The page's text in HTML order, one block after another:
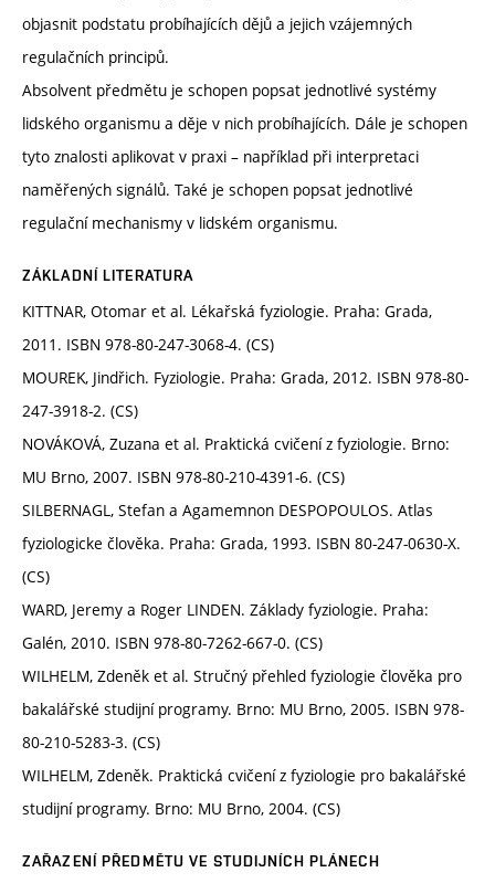
objasnit podstatu probíhajících dějů a jejich vzájemných
regulačních principů.
Absolvent předmětu je schopen popsat jednotlivé systémy
lidského organismu a děje v nich probíhajících. Dále je schopen
tyto znalosti aplikovat v praxi – například při interpretaci
naměřených signálů. Také je schopen popsat jednotlivé
regulační mechanismy v lidském organismu.
ZÁKLADNÍ LITERATURA
KITTNAR, Otomar et al. Lékařská fyziologie. Praha: Grada,
2011. ISBN 978-80-247-3068-4. (CS)
MOUREK, Jindřich. Fyziologie. Praha: Grada, 2012. ISBN 978-80-
247-3918-2. (CS)
NOVÁKOVÁ, Zuzana et al. Praktická cvičení z fyziologie. Brno:
MU Brno, 2007. ISBN 978-80-210-4391-6. (CS)
SILBERNAGL, Stefan a Agamemnon DESPOPOULOS. Atlas
fyziologicke člověka. Praha: Grada, 1993. ISBN 80-247-0630-X.
(CS)
WARD, Jeremy a Roger LINDEN. Základy fyziologie. Praha:
Galén, 2010. ISBN 978-80-7262-667-0. (CS)
WILHELM, Zdeněk et al. Stručný přehled fyziologie člověka pro
bakalářské studijní programy. Brno: MU Brno, 2005. ISBN 978-
80-210-5283-3. (CS)
WILHELM, Zdeněk. Praktická cvičení z fyziologie pro bakalářské
studijní programy. Brno: MU Brno, 2004. (CS)
ZAŘAZENÍ PŘEDMĚTU VE STUDIJNÍCH PLÁNECH